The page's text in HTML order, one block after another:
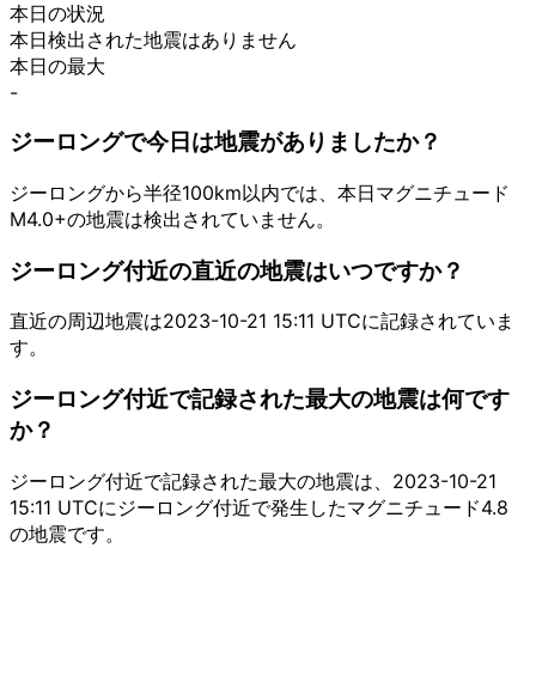
本日の状況
本日検出された地震はありません
本日の最大
-
ジーロングで今日は地震がありましたか？
ジーロングから半径100km以内では、本日マグニチュード
M4.0+の地震は検出されていません。
ジーロング付近の直近の地震はいつですか？
直近の周辺地震は2023-10-21 15:11 UTCに記録されていま
す。
ジーロング付近で記録された最大の地震は何です
か？
ジーロング付近で記録された最大の地震は、2023-10-21
15:11 UTCにジーロング付近で発生したマグニチュード4.8
の地震です。